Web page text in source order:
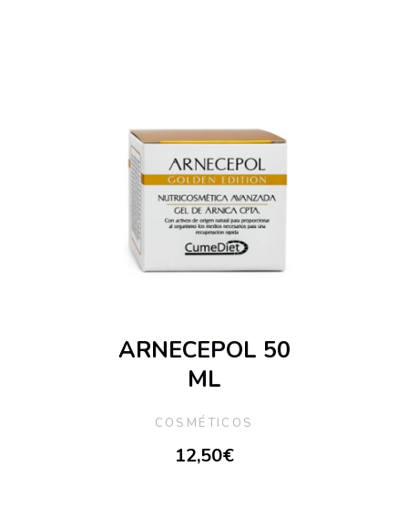
ARNECEPOL 50
ML
12,50€
COSMÉTICOS